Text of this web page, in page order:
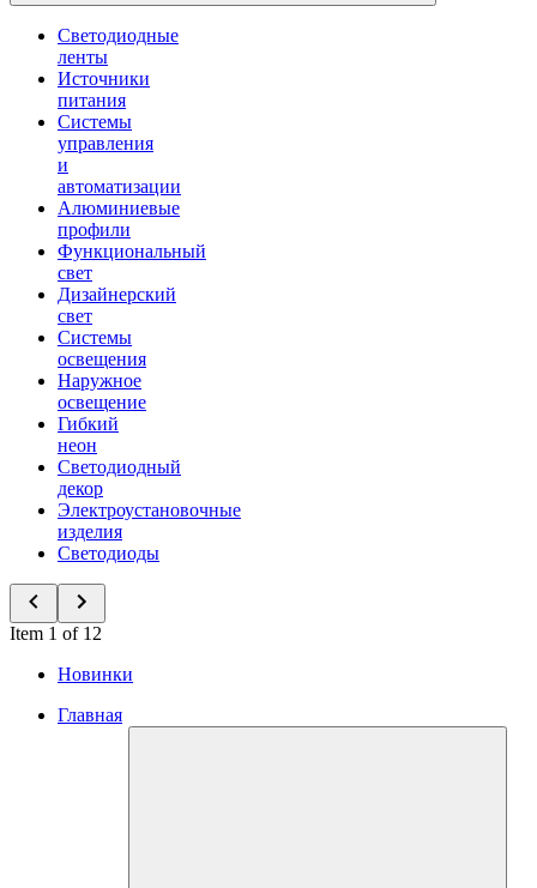
Светодиодные
ленты
Источники
питания
Системы
управления
и
автоматизации
Алюминиевые
профили
Функциональный
свет
Дизайнерский
свет
Системы
освещения
Наружное
освещение
Гибкий
неон
Светодиодный
декор
Электроустановочные
изделия
Светодиоды
Item 1 of 12
Новинки
Главная